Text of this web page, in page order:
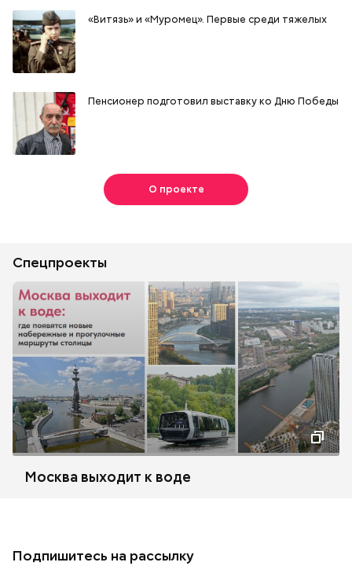
«Витязь» и «Муромец». Первые среди тяжелых
Пенсионер подготовил выставку ко Дню Победы
О проекте
Спецпроекты
Москва выходит к воде
Подпишитесь на рассылку